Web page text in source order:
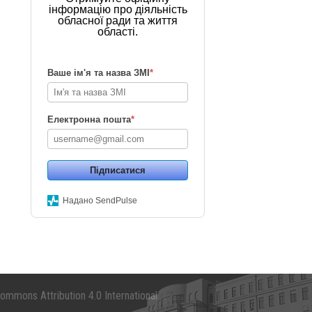
інформацію про діяльність
обласної ради та життя
області.
Ваше ім'я та назва ЗМІ*
Електронна пошта*
Підписатися
Надано SendPulse
Attribution 4.0 International